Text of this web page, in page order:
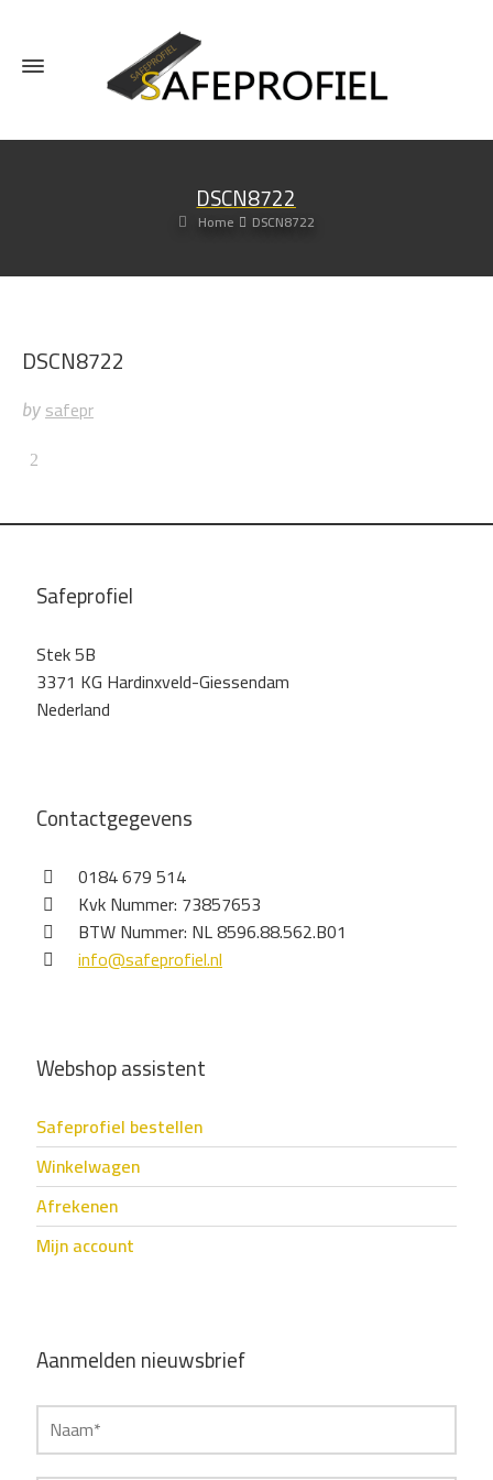
DSCN8722
Home DSCN8722
DSCN8722
by safepr
Safeprofiel
Stek 5B
3371 KG Hardinxveld-Giessendam
Nederland
Contactgegevens
0184 679 514
Kvk Nummer: 73857653
BTW Nummer: NL 8596.88.562.B01
info@safeprofiel.nl
Webshop assistent
Safeprofiel bestellen
Winkelwagen
Afrekenen
Mijn account
Aanmelden nieuwsbrief